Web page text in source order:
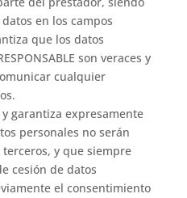
en los campos
que los datos
son veraces y
cualquier
y garantiza expresamente
personales no serán
y que siempre
cesión de datos
el consentimiento